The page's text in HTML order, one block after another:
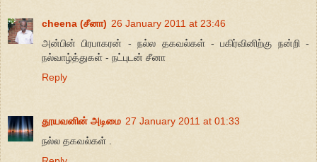
cheena (சீனா) 26 January 2011 at 23:46
அன்பின் பிரபாகரன் - நல்ல தகவல்கள் - பகிர்வினிற்கு நன்றி -
நல்வாழ்த்துகள் - நட்புடன் சீனா
Reply
தூயவனின் அடிமை 27 January 2011 at 01:33
நல்ல தகவல்கள் .